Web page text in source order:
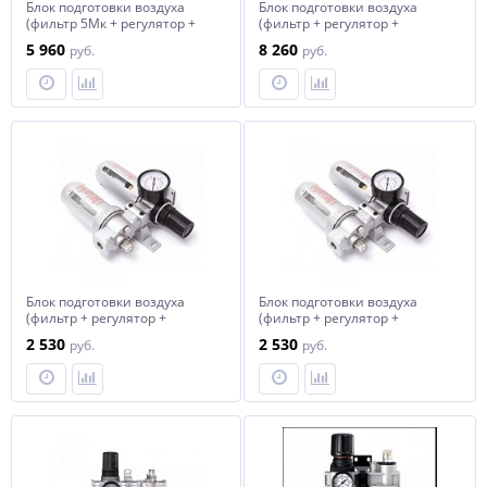
Блок подготовки воздуха
(фильтр 5Мк + регулятор +
10bar) Forsage F-SG-700-14
5 960 руб.
Блок подготовки воздуха
(фильтр + регулятор +
3/8" Пропускная способность
2500 л/мин M7 SV-2380(A)
8 260 руб.
Блок подготовки воздуха
(фильтр + регулятор +
10bar) Partner AFRL802
2 530 руб.
Блок подготовки воздуха
(фильтр + регулятор +
10bar) Partner AFRL803
2 530 руб.